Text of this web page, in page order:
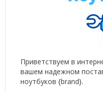
Приветствуем в
вашем надежном
ноутбуков {brand}.